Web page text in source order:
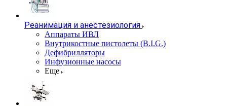
Реанимация и анестезиология
Аппараты ИВЛ
Внутрикостные пистолеты (B.I.G.)
Дефибрилляторы
Инфузионные насосы
Еще